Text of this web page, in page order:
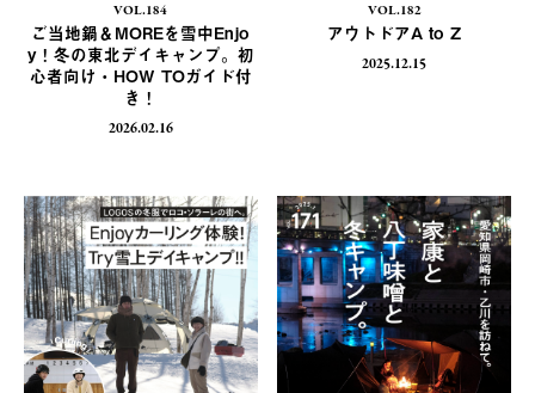
VOL.184
ご当地鍋＆MOREを雪中Enjo
y！冬の東北デイキャンプ。初
心者向け・HOW TOガイド付
き！
2026.02.16
VOL.182
アウトドアA to Z
2025.12.15